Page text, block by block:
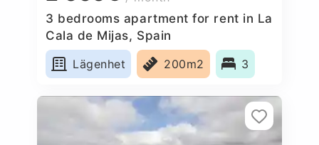
3 bedrooms apartment for rent in La
Cala de Mijas, Spain
Lägenhet
200m2 3